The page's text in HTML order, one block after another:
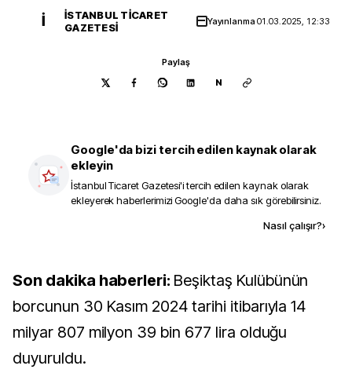
İ
İSTANBUL TICARET
GAZETESI
Yayınlanma01.03.2025, 12:33
Paylaş
N
Google'da bizi tercih edilen kaynak olarak
ekleyin
İstanbul Ticaret Gazetesi'i tercih edilen kaynak olarak
ekleyerek haberlerimizi Google'da daha sık görebilirsiniz.
Nasıl çalışır?›
Son dakika haberleri: Beşiktaş Kulübünün
borcunun 30 Kasım 2024 tarihi itibarıyla 14
milyar 807 milyon 39 bin 677 lira olduğu
duyuruldu.